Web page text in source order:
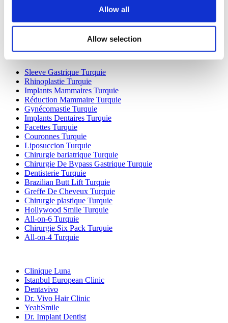
Allow all
Allow selection
Thailand Cliniques
Hungary Cliniques
Colombia Cliniques
Sleeve Gastrique Turquie
Rhinoplastie Turquie
Implants Mammaires Turquie
Réduction Mammaire Turquie
Gynécomastie Turquie
Implants Dentaires Turquie
Facettes Turquie
Couronnes Turquie
Liposuccion Turquie
Chirurgie bariatrique Turquie
Chirurgie De Bypass Gastrique Turquie
Dentisterie Turquie
Brazilian Butt Lift Turquie
Greffe De Cheveux Turquie
Chirurgie plastique Turquie
Hollywood Smile Turquie
All-on-6 Turquie
Chirurgie Six Pack Turquie
All-on-4 Turquie
Clinique Luna
Istanbul European Clinic
Dentavivo
Dr. Vivo Hair Clinic
YeahSmile
Dr. Implant Dentist